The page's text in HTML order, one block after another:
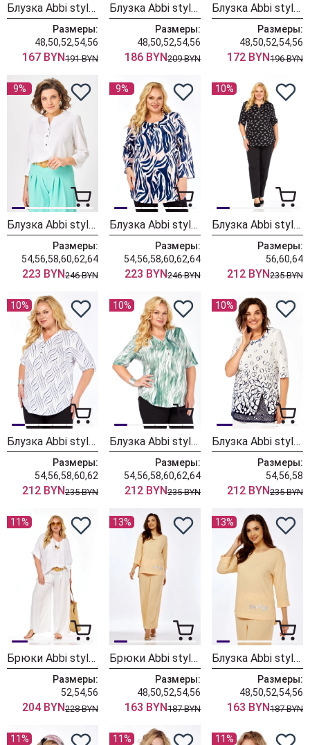
Блузка Abbi style 4029
Размеры:
48,50,52,54,56
167 BYN191 BYN
Блузка Abbi style 4034
Размеры:
48,50,52,54,56
186 BYN209 BYN
Блузка Abbi style 4027
Размеры:
48,50,52,54,56
172 BYN196 BYN
9%
Блузка Abbi style 4074
Размеры:
54,56,58,60,62,64
223 BYN246 BYN
9%
Блузка Abbi style 4072 сине-кремовый
Размеры:
54,56,58,60,62,64
223 BYN246 BYN
10%
Блузка Abbi style 4068
Размеры:
56,60,64
212 BYN235 BYN
10%
Блузка Abbi style 4066
Размеры:
54,56,58,60,62
212 BYN235 BYN
10%
Блузка Abbi style 4065
Размеры:
54,56,58,60,62,64
212 BYN235 BYN
10%
Блузка Abbi style 4062
Размеры:
54,56,58
212 BYN235 BYN
11%
Брюки Abbi style 2029 белый
Размеры:
52,54,56
204 BYN228 BYN
13%
Брюки Abbi style 2025
Размеры:
48,50,52,54,56
163 BYN187 BYN
13%
Блузка Abbi style 4052
Размеры:
48,50,52,54,56
163 BYN187 BYN
11% 11% 11%